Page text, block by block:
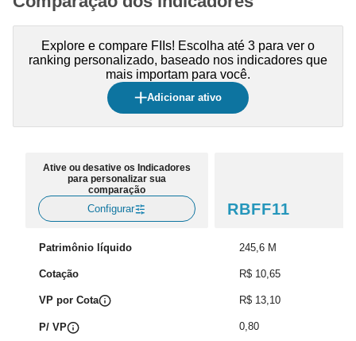
Explore e compare FIIs! Escolha até 3 para ver o
ranking personalizado, baseado nos indicadores que
mais importam para você.
Adicionar ativo
Ative ou desative os Indicadores
para personalizar sua
comparação
Configurar
Patrimônio líquido
Cotação
VP por Cota
P/ VP
RBFF11
245,6 M
R$ 10,65
R$ 13,10
0,80